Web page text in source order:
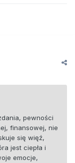
pewności
finansowej, nie
się więź,
jest ciepła i
emocje,